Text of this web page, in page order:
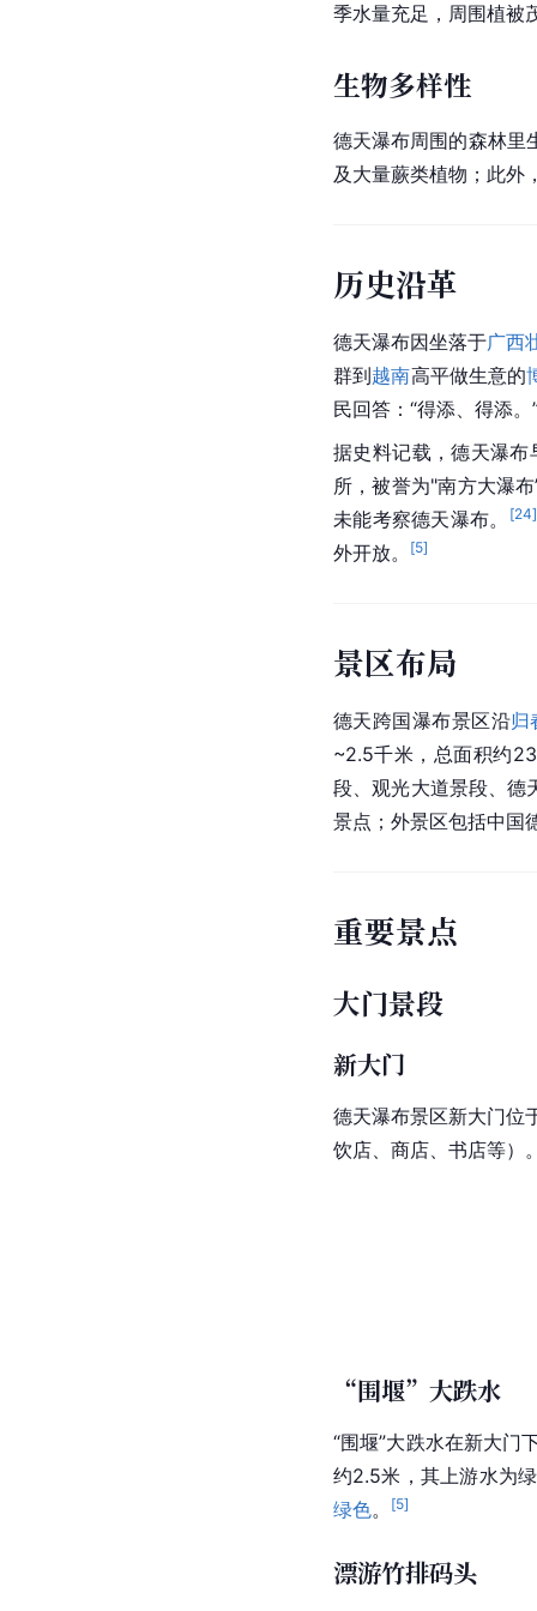
季水量充足，周围植被
生物多样性
德天瀑布周围的森林里
及大量蕨类植物 ；此外
历史沿革
德天瀑布因坐落于广西
群到越南高平做生意的
民回答：“得添、得添
据史料记载，德天瀑布
所，被誉为"南方大瀑布
未能考察德天瀑布。
[24]
外开放。 [5]
景区布局
德天跨国瀑布景区沿归
~2.5千米，总面积约
段、观光大道景段、德
景点；外景区包括中国
重要景点
大门景段
新大门
德天瀑布景区新大门位
饮店、商店、书店等）
“围堰”大跌水
“围堰”大跌水在新大门
约2.5米，其上游水为
绿色。 [5]
漂游竹排码头